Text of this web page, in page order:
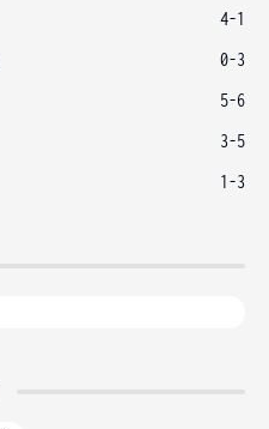
4-1
0-3
5-6
3-5
1-3